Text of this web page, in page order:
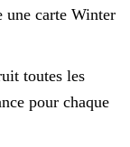
carte Winter
toutes les
pour chaque